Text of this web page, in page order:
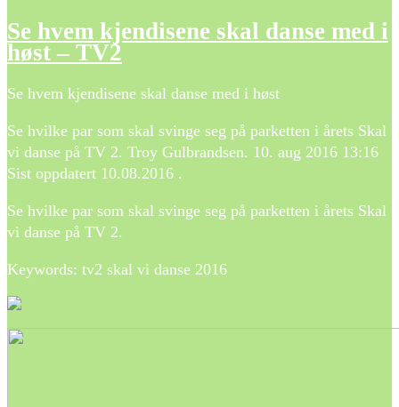
Se hvem kjendisene skal danse med i
høst – TV2
Se hvem kjendisene skal danse med i høst
Se hvilke par som skal svinge seg på parketten i årets Skal
vi danse på TV 2. Troy Gulbrandsen. 10. aug 2016 13:16
Sist oppdatert 10.08.2016 .
Se hvilke par som skal svinge seg på parketten i årets Skal
vi danse på TV 2.
Keywords: tv2 skal vi danse 2016